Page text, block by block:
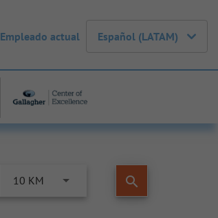
Empleado actual Español (LATAM)
10 KM search